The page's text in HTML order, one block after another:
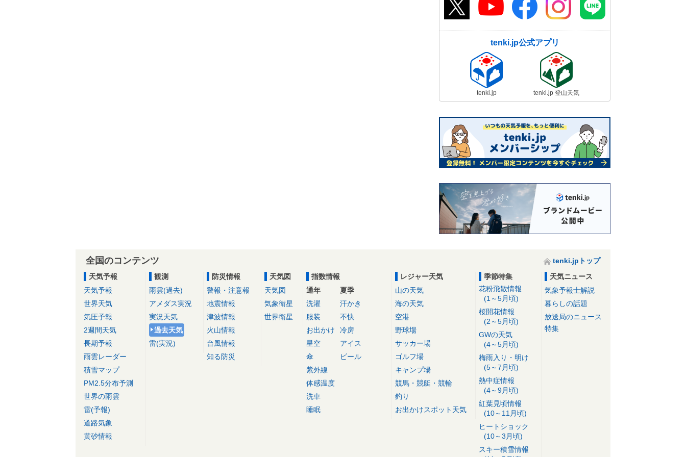
tenki.jp公式アプリ
tenki.jp tenki.jp 登山天気
全国のコンテンツ
tenki.jpトップ
天気予報
天気予報
世界天気
気圧予報
2週間天気
長期予報
雨雲レーダー
積雪マップ
PM2.5分布予測
世界の雨雲
雷(予報)
道路気象
黄砂情報
観測
雨雲(過去)
アメダス実況
実況天気
過去天気
雷(実況)
防災情報
警報・注意報
地震情報
津波情報
火山情報
台風情報
知る防災
天気図
天気図
気象衛星
世界衛星
指数情報
通年
洗濯
服装
お出かけ
星空
傘
紫外線
体感温度
洗車
睡眠
夏季
汗かき
不快
冷房
アイス
ビール
レジャー天気
山の天気
海の天気
空港
野球場
サッカー場
ゴルフ場
キャンプ場
競馬・競艇・競輪
釣り
お出かけスポット天気
季節特集
花粉飛散情報
(1～5月頃)
桜開花情報
(2～5月頃)
GWの天気
(4～5月頃)
梅雨入り・明け
(5～7月頃)
熱中症情報
(4～9月頃)
紅葉見頃情報
(10～11月頃)
ヒートショック
(10～3月頃)
スキー積雪情報
天気ニュース
気象予報士解説
暮らしの話題
放送局のニュース
特集